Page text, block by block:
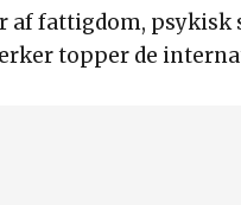
af fattigdom, psykisk
topper de